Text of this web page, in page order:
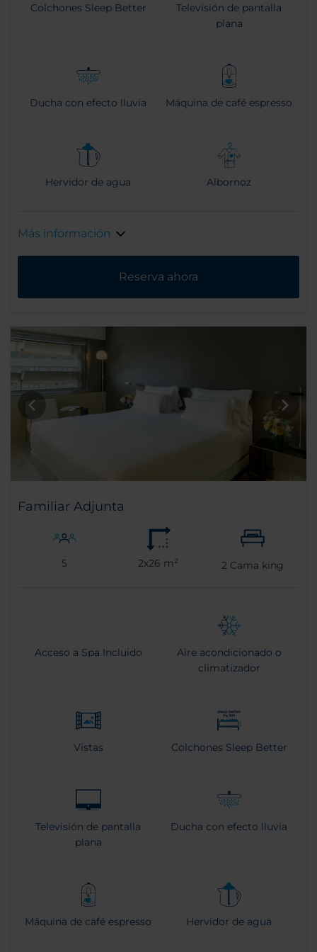
Colchones Sleep Better
Televisión de pantalla
plana
Ducha con efecto lluvia Máquina de café espresso
Hervidor de agua Albornoz
Más información
Reserva ahora
Familiar Adjunta
5 2x26 m² 2 Cama king
Acceso a Spa Incluido
Aire acondicionado o
climatizador
Vistas Colchones Sleep Better
Televisión de pantalla
plana
Ducha con efecto lluvia
Máquina de café espresso Hervidor de agua